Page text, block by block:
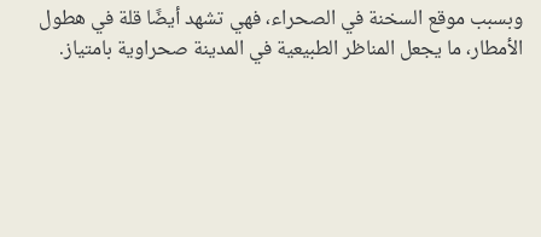
وبسبب موقع السخنة في الصحراء، فهي تشهد أيضًا قلة في هطول
الأمطار، ما يجعل المناظر الطبيعية في المدينة صحراوية بامتياز.